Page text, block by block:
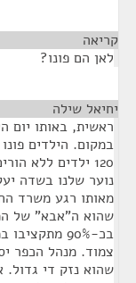
קריאה
לאן הם פונו?
יחיאל שילה
במקום. הילדים
120 ילדים ללא
נוער שלנו בשדה
מאותו רגע משרד
שהוא ה"אבא" של
בכ-90%
צמוד. מנהל הכפר
שהוא נזק די